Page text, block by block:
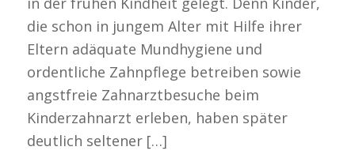
die schon in jungem Alter mit Hilfe ihrer
Eltern adäquate Mundhygiene und
ordentliche Zahnpflege betreiben sowie
angstfreie Zahnarztbesuche beim
Kinderzahnarzt erleben, haben später
deutlich seltener […]